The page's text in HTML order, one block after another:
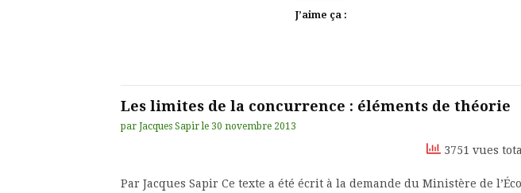
J’aime ça :
Les limites de la concurrence : éléments de théorie
par Jacques Sapir le 30 novembre 2013
3751 vues
Par Jacques Sapir Ce texte a été écrit à la demande du Ministère de